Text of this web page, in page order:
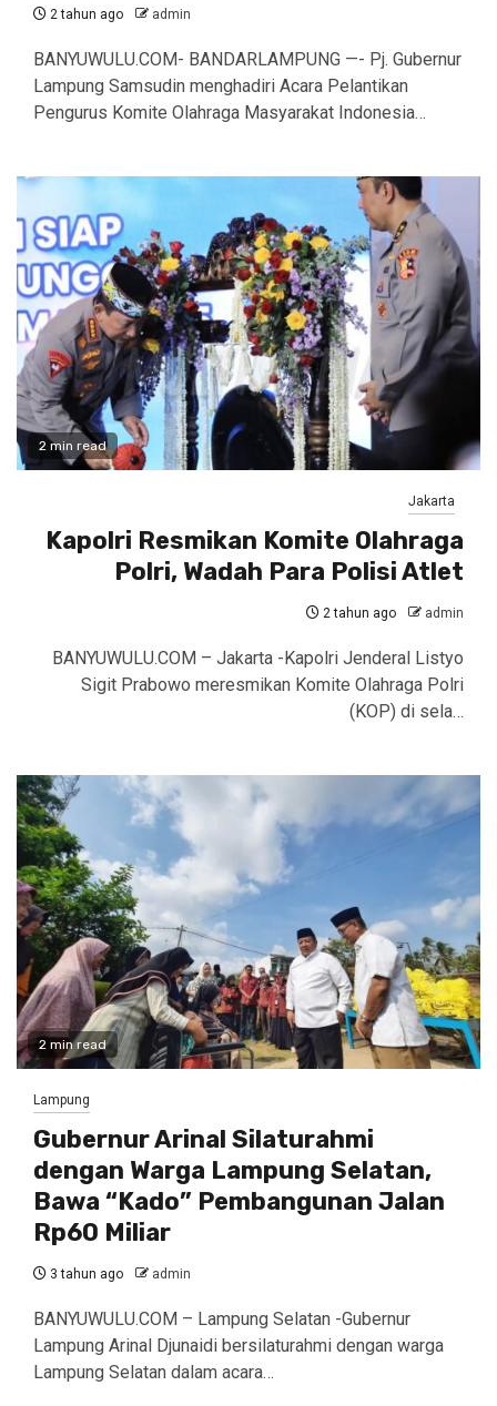
2 tahun ago admin
BANYUWULU.COM- BANDARLAMPUNG —- Pj. Gubernur
Lampung Samsudin menghadiri Acara Pelantikan
Pengurus Komite Olahraga Masyarakat Indonesia…
2 min read
Jakarta
Kapolri Resmikan Komite Olahraga
Polri, Wadah Para Polisi Atlet
2 tahun ago admin
BANYUWULU.COM – Jakarta -Kapolri Jenderal Listyo
Sigit Prabowo meresmikan Komite Olahraga Polri
(KOP) di sela…
2 min read
Lampung
Gubernur Arinal Silaturahmi
dengan Warga Lampung Selatan,
Bawa “Kado” Pembangunan Jalan
Rp60 Miliar
3 tahun ago admin
BANYUWULU.COM – Lampung Selatan -Gubernur
Lampung Arinal Djunaidi bersilaturahmi dengan warga
Lampung Selatan dalam acara…